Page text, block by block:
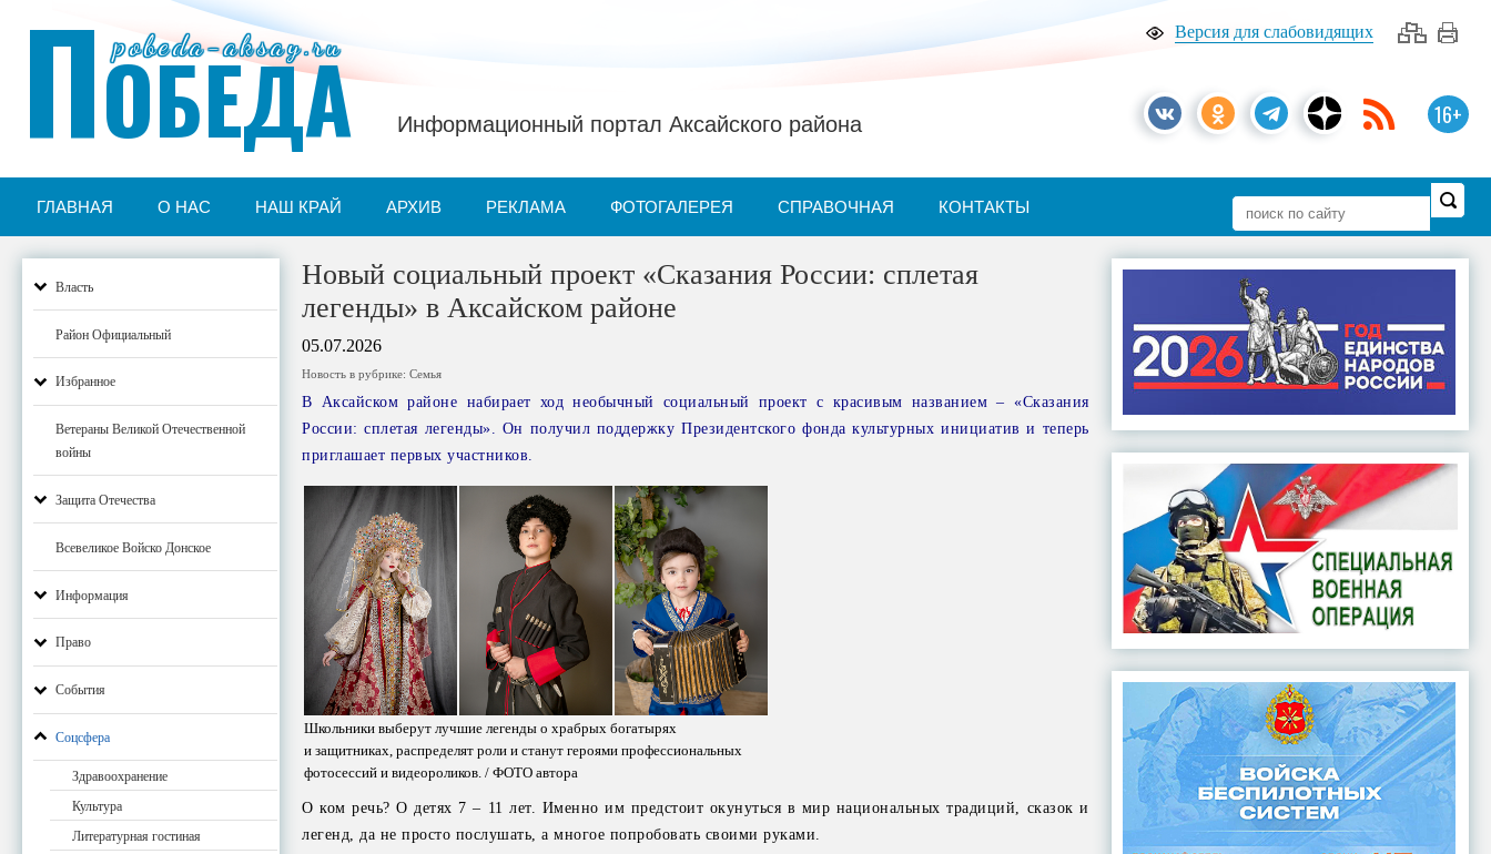
Версия для слабовидящих
16+
pobeda-aksay.ru
ПОБЕДА Информационный портал Аксайского района
ГЛАВНАЯ О НАС НАШ КРАЙ АРХИВ РЕКЛАМА ФОТОГАЛЕРЕЯ СПРАВОЧНАЯ КОНТАКТЫ
Власть
Район Официальный
Избранное
Ветераны Великой Отечественной
войны
Защита Отечества
Всевеликое Войско Донское
Информация
Право
События
Соцсфера
Здравоохранение
Культура
Литературная гостиная
Новый социальный проект «Сказания России: сплетая
легенды» в Аксайском районе
05.07.2026
Новость в рубрике:Семья
В Аксайском районе набирает ход необычный социальный проект с красивым названием – «Сказания
России: сплетая легенды». Он получил поддержку Президентского фонда культурных инициатив и теперь
приглашает первых участников.
Школьники выберут лучшие легенды о храбрых богатырях
и защитниках, распределят роли и станут героями профессиональных
фотосессий и видеороликов. / ФОТО автора
О ком речь? О детях 7 – 11 лет. Именно им предстоит окунуться в мир национальных традиций, сказок и
легенд, да не просто послушать, а многое попробовать своими руками.